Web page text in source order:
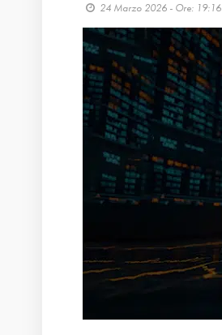
24 Marzo 2026 - Ore: 19:16